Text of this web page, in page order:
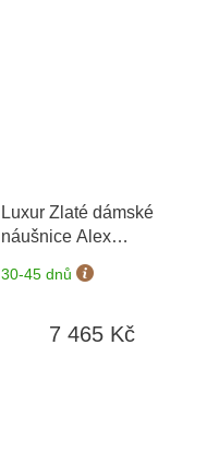
Luxur Zlaté dámské
náušnice Alex
6830610-0-0-1
možnost výměny do 90
30-45 dnů
7 465 Kč